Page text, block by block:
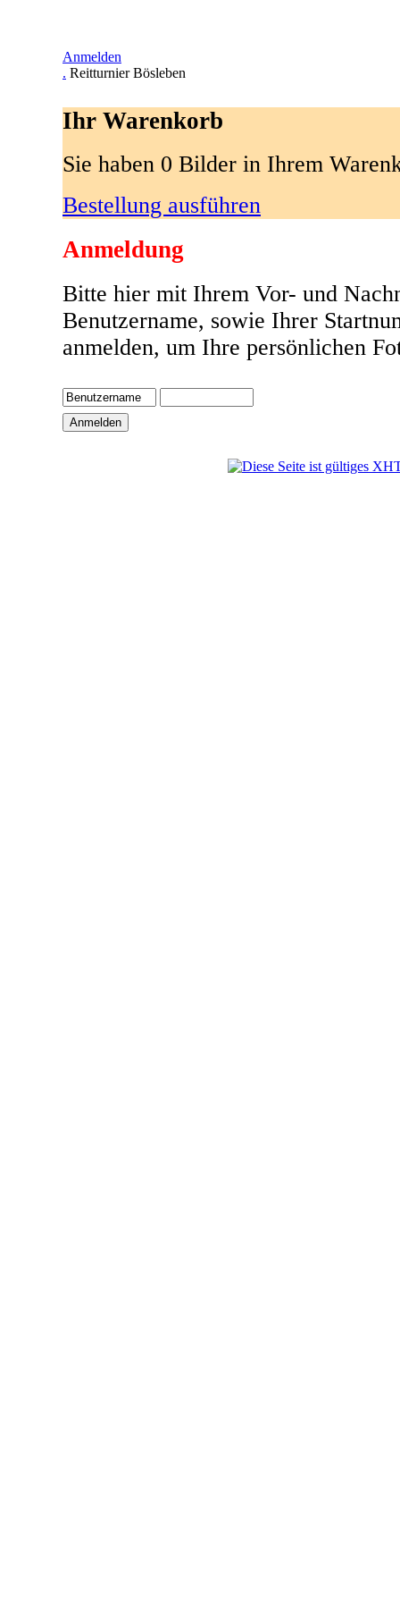
Anmelden
. Reitturnier Bösleben
Ihr Warenkorb
Sie haben 0 Bilder in Ihrem
Bestellung ausführen
Anmeldung
Bitte hier mit Ihrem Vor- und
Benutzername, sowie Ihrer
anmelden, um Ihre persönlichen